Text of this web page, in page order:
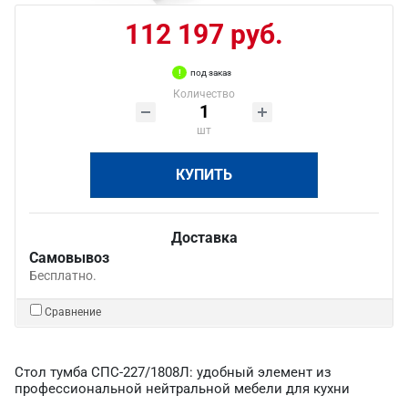
112 197 руб.
под заказ
Количество
шт
КУПИТЬ
Доставка
Самовывоз
Бесплатно.
Сравнение
Стол тумба СПС-227/1808Л: удобный элемент из
профессиональной нейтральной мебели для кухни